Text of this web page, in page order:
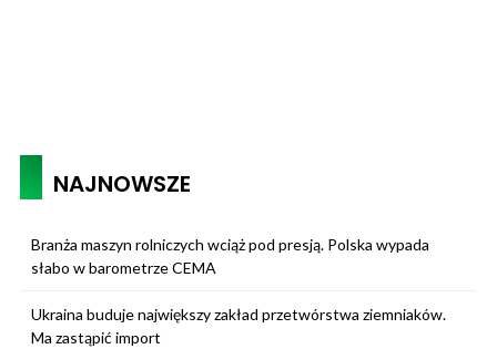
NAJNOWSZE
Branża maszyn rolniczych wciąż pod presją. Polska wypada
słabo w barometrze CEMA
Ukraina buduje największy zakład przetwórstwa ziemniaków.
Ma zastąpić import